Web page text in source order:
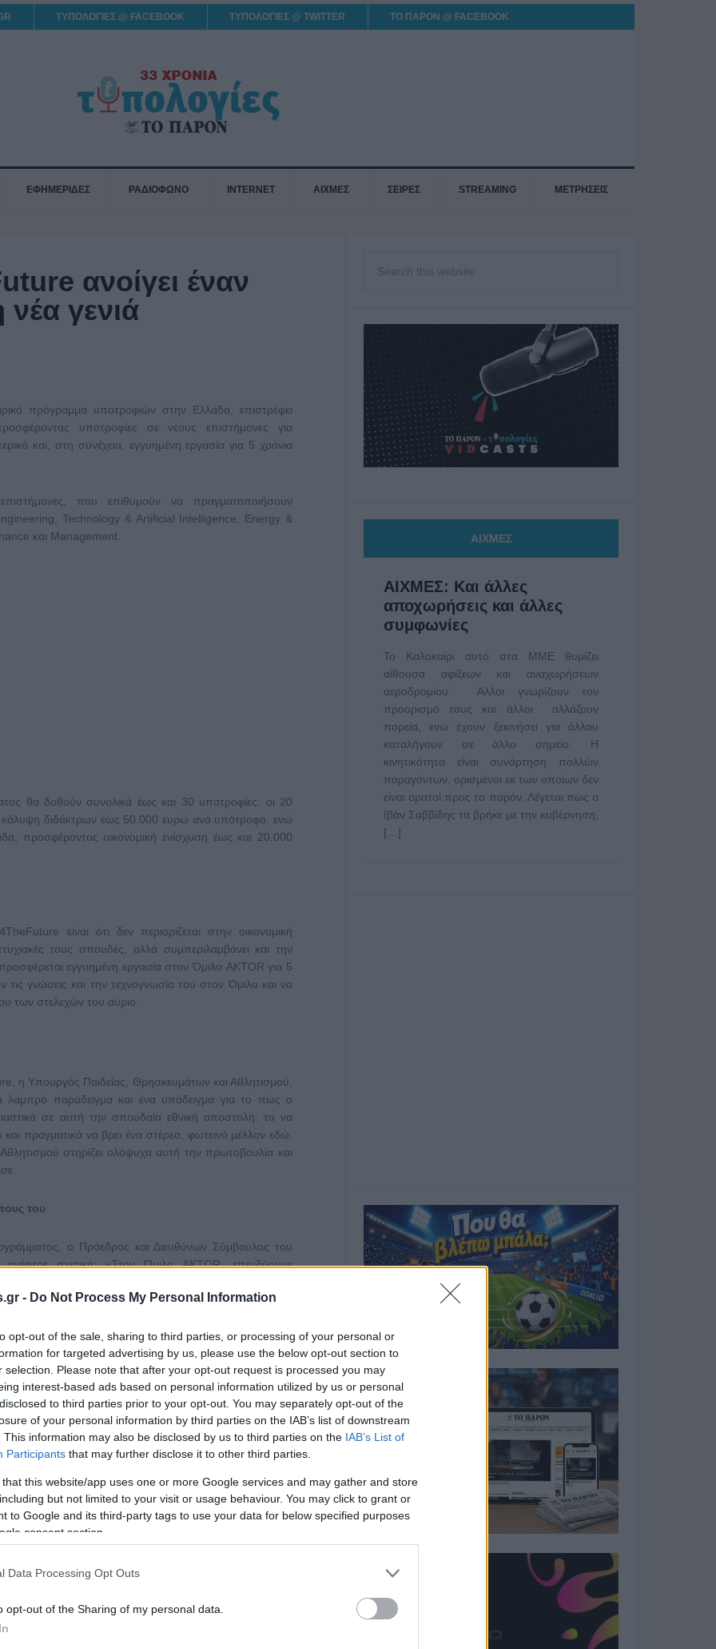
- Do Not Process My Personal Information
opt-out of the sale, sharing to third parties, or processing of your personal or
for targeted advertising by us, please use the below opt-out section to
selection. Please note that after your opt-out request is processed you may
interest-based ads based on personal information utilized by us or personal
to third parties prior to your opt-out. You may separately opt-out of the
of your personal information by third parties on the IAB’s list of downstream
This information may also be disclosed by us to third parties on the IAB’s List of
Participants that may further disclose it to other third parties.
that this website/app uses one or more Google services and may gather and store
but not limited to your visit or usage behaviour. You may click to grant or
to Google and its third-party tags to use your data for below specified purposes
consent section.
Data Processing Opt Outs
opt-out of the Sharing of my personal data.
ΤΥΠΟΛΟΓΙΕΣ @ FACEBOOK ΤΥΠΟΛΟΓΙΕΣ @ TWITTER ΤΟ ΠΑΡΟΝ @ FACEBOOK
ΕΦΗΜΕΡΙΔΕΣ ΡΑΔΙΟΦΩΝΟ INTERNET ΑΙΧΜΕΣ ΣΕΙΡΕΣ STREAMING ΜΕΤΡΗΣΕΙΣ
ανοίγει έναν
γενιά
πρόγραμμα υποτροφιών στην Ελλάδα, επιστρέφει
υποτροφίες σε νέους επιστήμονες για
και, στη συνέχεια, εγγυημένη εργασία για 5 χρόνια
που επιθυμούν να πραγματοποιήσουν
Technology & Artificial Intelligence, Energy &
και Management.
θα δοθούν συνολικά έως και 30 υποτροφίες: οι 20
διδάκτρων έως 50.000 ευρώ ανά υπότροφο, ενώ
προσφέροντας οικονομική ενίσχυση έως και 20.000
είναι ότι δεν περιορίζεται στην οικονομική
τους σπουδές, αλλά συμπεριλαμβάνει και την
εγγυημένη εργασία στον Όμιλο AKTOR για 5
τις γνώσεις και την τεχνογνωσία του στον Όμιλο και να
των στελεχών του αύριο.
η Υπουργός Παιδείας, Θρησκευμάτων και Αθλητισμού,
λαμπρό παράδειγμα και ένα υπόδειγμα για το πώς ο
σε αυτή την σπουδαία εθνική αποστολή: το να
πραγματικά να βρει ένα στέρεο, φωτεινό μέλλον εδώ.
στηρίζει ολόψυχα αυτή την πρωτοβουλία και
του
ο Πρόεδρος και Διευθύνων Σύμβουλος του
σχετικά: «Στον Όμιλο AKTOR, επενδύουμε
γενιά των στελεχών στους κλάδους της οικονομίας
υπερήφανοι όχι μόνο που επενδύουμε στη νέα
κρατάμε το ταλέντο στην Ελλάδα».
οι νέοι επαγγελματίες θα έχουν την ευκαιρία
πράξη και να εξελιχθούν μέσα σε ένα σύγχρονο και
ΑΙΧΜΕΣ
ΑΙΧΜΕΣ: Και άλλες
αποχωρήσεις και άλλες
συμφωνίες
Το Καλοκαίρι αυτό στα ΜΜΕ θυμίζει
αίθουσα αφίξεων και αναχωρήσεων
αεροδρομίου. Άλλοι γνωρίζουν τον
προορισμό τους και άλλοι αλλάζουν
πορεία, ενώ έχουν ξεκινήσει για άλλου
καταλήγουν σε άλλο σημείο. Η
κινητικότητα είναι συνάρτηση πολλών
παραγόντων, ορισμένοι εκ των οποίων δεν
είναι ορατοί προς το παρόν. Λέγεται πως ο
Ιβάν Σαββίδης τα βρήκε με την κυβέρνηση,
[…]